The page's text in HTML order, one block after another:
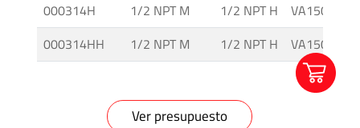
000314H
1/2 NPT M 1/2 NPT H
VA150M IG
000314HH
1/2 NPT M 1/2 NPT H VA150M
Ver presupuesto